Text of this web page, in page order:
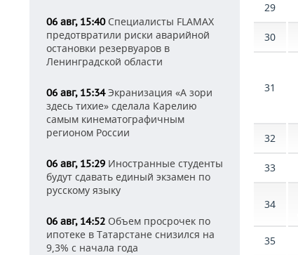
06 авг, 15:40Специалисты FLAMAX
предотвратили риски аварийной
остановки резервуаров в
Ленинградской области
06 авг, 15:34Экранизация «А зори
здесь тихие» сделала Карелию
самым кинематографичным
регионом России
06 авг, 15:29 Иностранные студенты
будут сдавать единый экзамен по
русскому языку
06 авг, 14:52 Объем просрочек по
ипотеке в Татарстане снизился на
9,3% с начала года
29
30
31
32
33
34
35